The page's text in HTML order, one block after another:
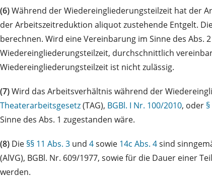
(6)Während der Wiedereingliederungsteilzeit hat der
der Arbeitszeitreduktion aliquot zustehende Entgelt.
berechnen. Wird eine Vereinbarung im Sinne des
Wiedereingliederungsteilzeit, durchschnittlich
Wiedereingliederungsteilzeit ist nicht zulässig.
(7)Wird das Arbeitsverhältnis während der
Theaterarbeitsgesetz(TAG), BGBl. I Nr. 100/2010, oder
Sinne des Abs. 1 zugestanden wäre.
(8) Die §§ 11 Abs. 3 und 4sowie 14c Abs. 4sind
(AlVG), BGBl. Nr. 609/1977, sowie für die Dauer einer
werden.